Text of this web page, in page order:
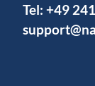
Tel: +49